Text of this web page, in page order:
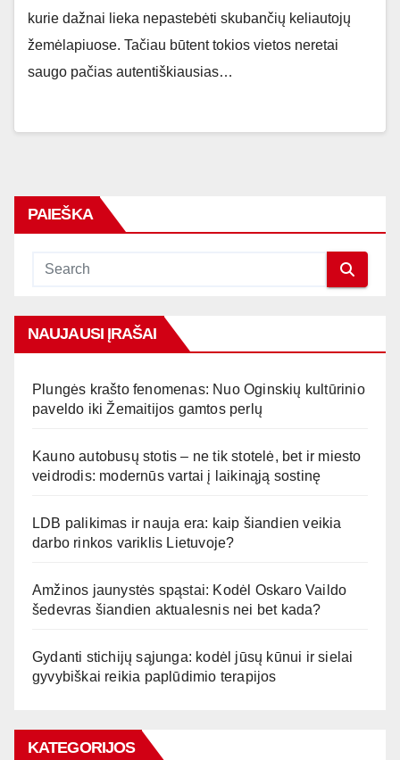
kurie dažnai lieka nepastebėti skubančių keliautojų
žemėlapiuose. Tačiau būtent tokios vietos neretai
saugo pačias autentiškiausias…
PAIEŠKA
NAUJAUSI ĮRAŠAI
Plungės krašto fenomenas: Nuo Oginskių kultūrinio
paveldo iki Žemaitijos gamtos perlų
Kauno autobusų stotis – ne tik stotelė, bet ir miesto
veidrodis: modernūs vartai į laikinąją sostinę
LDB palikimas ir nauja era: kaip šiandien veikia
darbo rinkos variklis Lietuvoje?
Amžinos jaunystės spąstai: Kodėl Oskaro Vaildo
šedevras šiandien aktualesnis nei bet kada?
Gydanti stichijų sąjunga: kodėl jūsų kūnui ir sielai
gyvybiškai reikia paplūdimio terapijos
KATEGORIJOS